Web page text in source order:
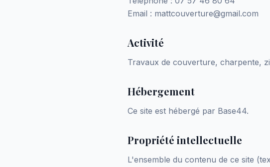
Email : mattcouverture@gmail.com
Activité
Travaux de couverture, charpente,
Hébergement
Ce site est hébergé par Base44.
Propriété intellectuelle
L'ensemble du contenu de ce site